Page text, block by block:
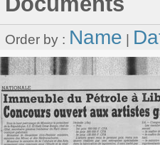
Order by : Name